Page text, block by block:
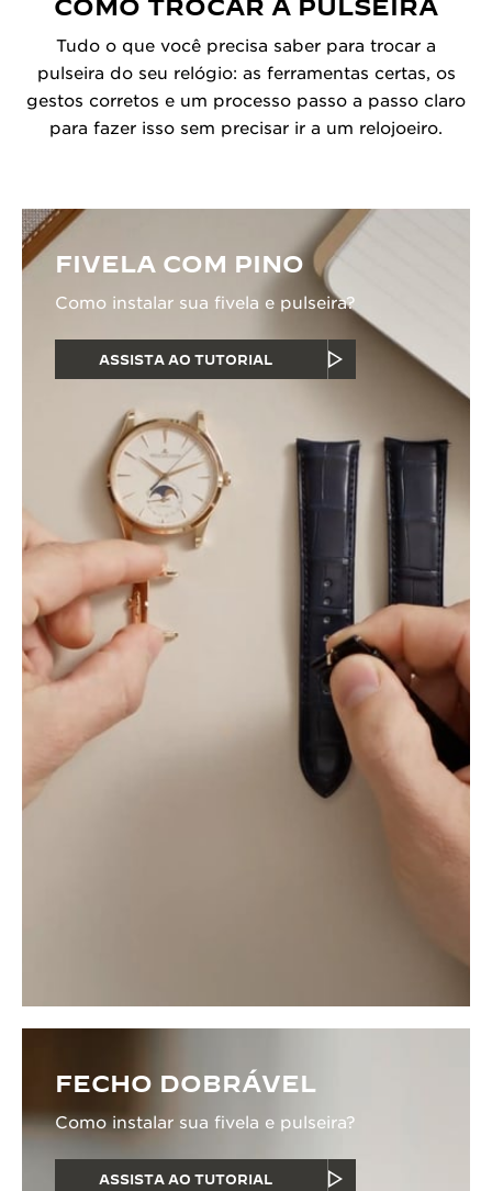
COMO TROCAR A PULSEIRA
Tudo o que você precisa saber para trocar a
pulseira do seu relógio: as ferramentas certas, os
gestos corretos e um processo passo a passo claro
para fazer isso sem precisar ir a um relojoeiro.
FIVELA COM PINO
Como instalar sua fivela e pulseira?
ASSISTA AO TUTORIAL
FECHO DOBRÁVEL
Como instalar sua fivela e pulseira?
ASSISTA AO TUTORIAL